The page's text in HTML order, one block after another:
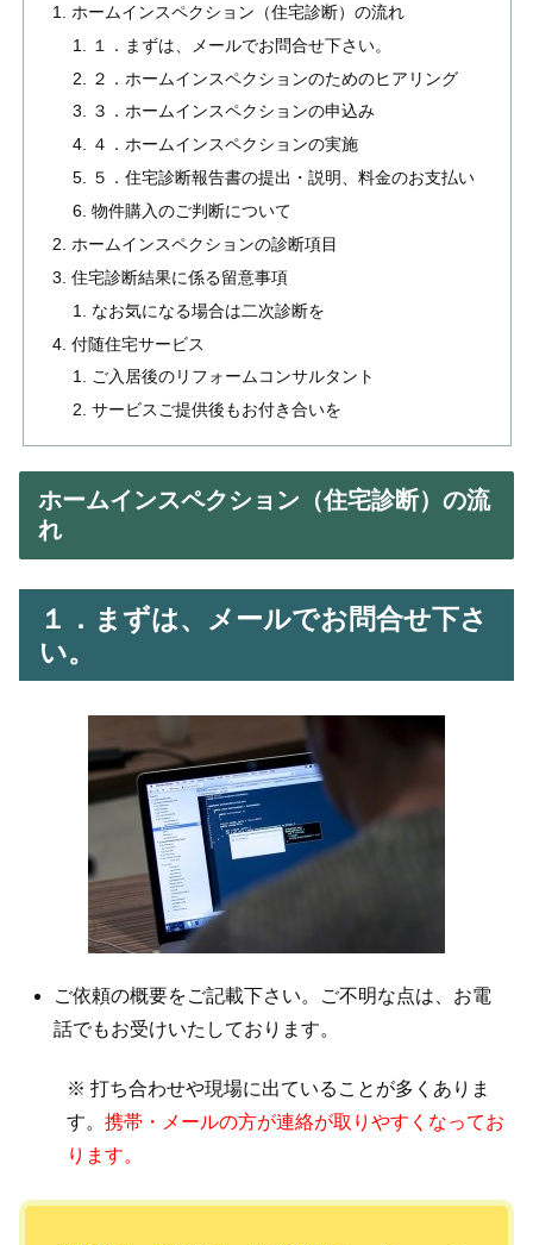
ホームインスペクション（住宅診断）の流れ
１．まずは、メールでお問合せ下さい。
２．ホームインスペクションのためのヒアリング
３．ホームインスペクションの申込み
４．ホームインスペクションの実施
５．住宅診断報告書の提出・説明、料金のお支払い
物件購入のご判断について
ホームインスペクションの診断項目
住宅診断結果に係る留意事項
なお気になる場合は二次診断を
付随住宅サービス
ご入居後のリフォームコンサルタント
サービスご提供後もお付き合いを
ホームインスペクション（住宅診断）の流
れ
１．まずは、メールでお問合せ下さ
い。
ご依頼の概要をご記載下さい。ご不明な点は、お電
話でもお受けいたしております。
※ 打ち合わせや現場に出ていることが多くありま
す。 携帯・メールの方が連絡が取りやすくなってお
ります。